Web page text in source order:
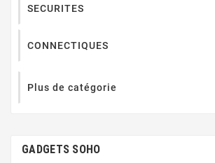
SECURITES
CONNECTIQUES
Plus de catégorie
GADGETS SOHO